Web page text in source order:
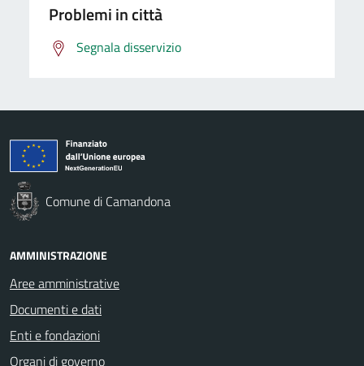
Problemi in città
Segnala disservizio
Comune di Camandona
AMMINISTRAZIONE
Aree amministrative
Documenti e dati
Enti e fondazioni
Organi di governo